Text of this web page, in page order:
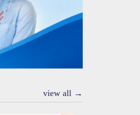
view all →